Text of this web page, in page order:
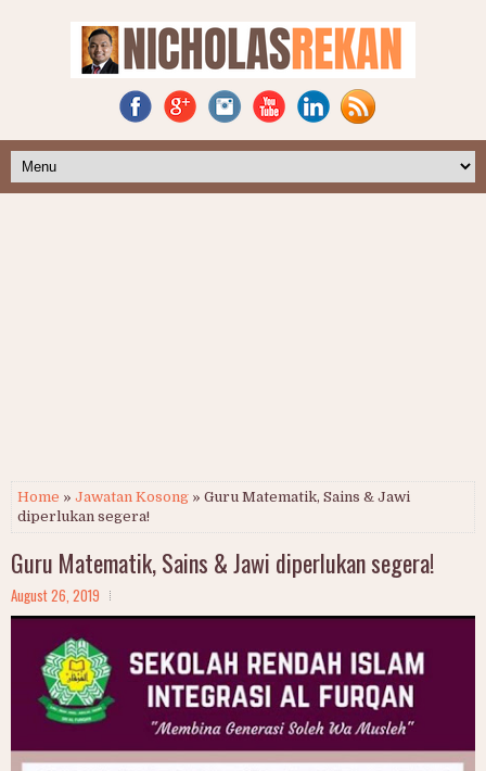
Home » Jawatan Kosong » Guru Matematik, Sains & Jawi
diperlukan segera!
Guru Matematik, Sains & Jawi diperlukan segera!
August 26, 2019